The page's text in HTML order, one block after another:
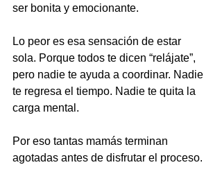
ser bonita y emocionante.
Lo peor es esa sensación de estar
sola. Porque todos te dicen “relájate”,
pero nadie te ayuda a coordinar. Nadie
te regresa el tiempo. Nadie te quita la
carga mental.
Por eso tantas mamás terminan
agotadas antes de disfrutar el proceso.